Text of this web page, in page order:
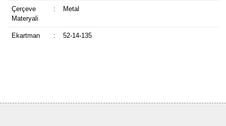
Çerçeve
Materyali
: Metal
Ekartman : 52-14-135